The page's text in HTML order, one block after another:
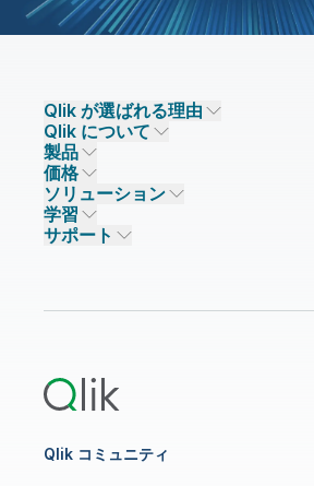
ドは、機械
速かつ正確
のに活用し
プライアンスのための
明確な認証の証跡を提
合を簡素
タマッピン
ル、HL7 /
業界標準を使
/ AVRO /
の複雑な統
します。
生産性を向上
ョン、データ統合、お
よびデータクオリティ
供します。
Qlik が選ばれる理由
Qlik が選ばれる理由
信頼とセキュリティ
信頼とプライバシー
信頼と AI
主なテクノロジーパートナー
データソースとターゲット
Qlik について
企業情報
採用情報
ニュースルーム
事業所 / 連絡先
製品
データ統合とデータ品質
Qlik Talend
Qlik Talend Cloud
Talend Data Fabric
価格
データ統合
データ分析
AI / 機械学習
ソリューション
ソリューションパートナー
パートナー検索
学習
イベント
サポート
Qlik コミュニティ